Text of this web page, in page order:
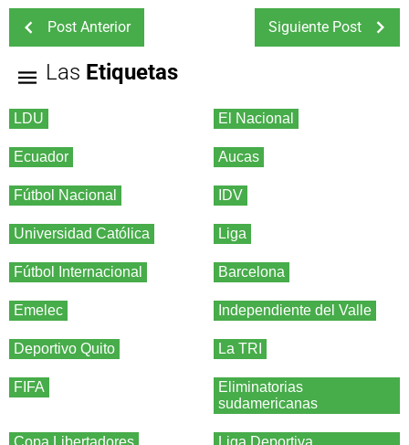
Post Anterior Siguiente Post
Las Etiquetas
LDU El Nacional
Ecuador Aucas
Fútbol Nacional IDV
Universidad Católica Liga
Fútbol Internacional Barcelona
Emelec Independiente del Valle
Deportivo Quito La TRI
FIFA
Eliminatorias
sudamericanas